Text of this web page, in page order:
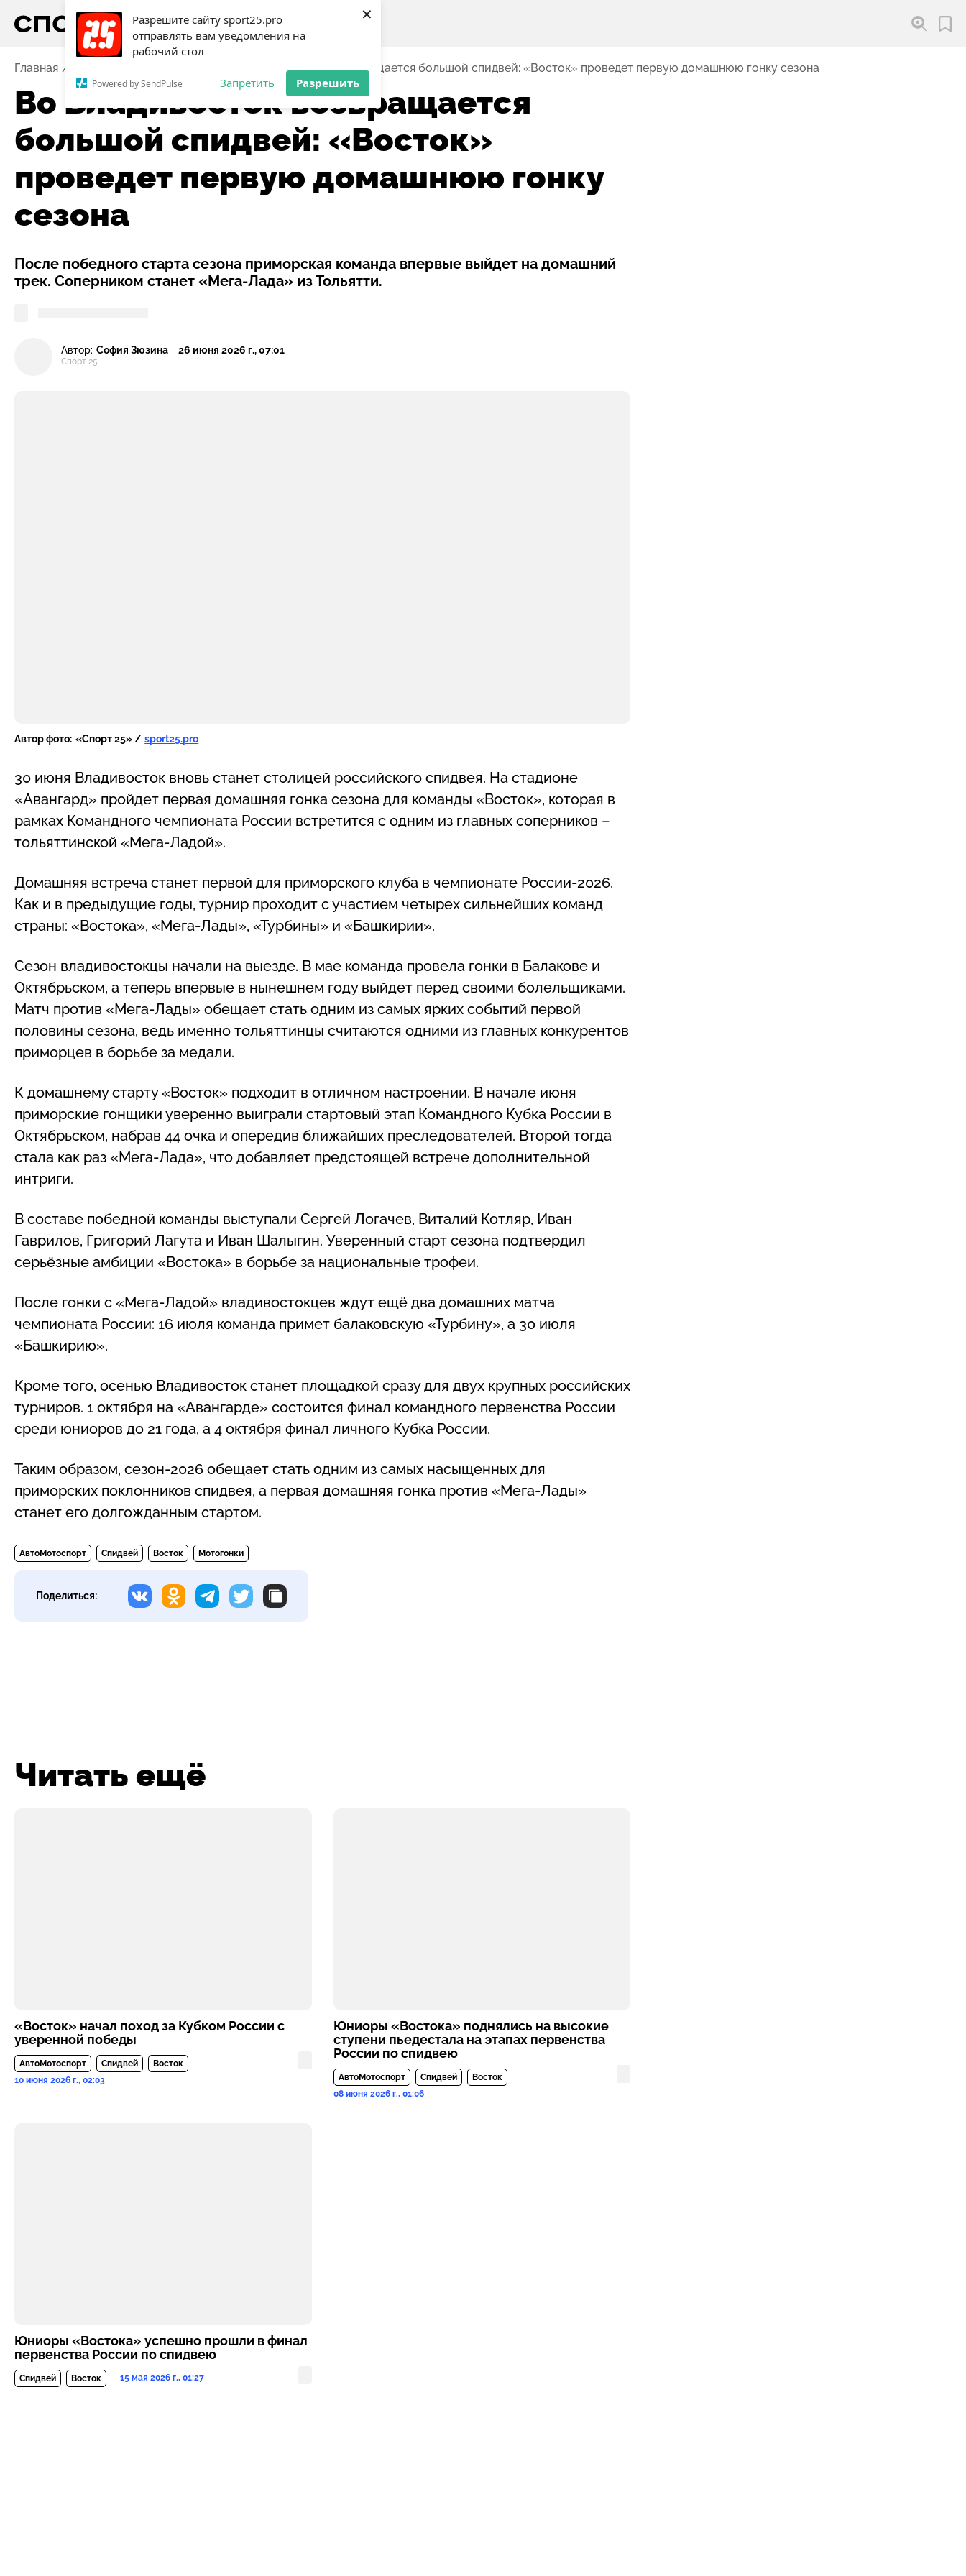
Разрешите сайту sport25.pro
отправлять вам уведомления на
рабочий стол
Powered by SendPulse Запретить Разрешить
×
Главная Во Владивосток возвращается большой спидвей: «Восток» проведет первую домашнюю гонку сезона
Во Владивосток возвращается
большой спидвей: «Восток»
проведет первую домашнюю гонку
сезона
После победного старта сезона приморская команда впервые выйдет на домашний
трек. Соперником станет «Мега-Лада» из Тольятти.
Автор: София Зюзина
Спорт 25
26 июня 2026 г., 07:01
Автор фото: «Спорт 25» / sport25.pro
30 июня Владивосток вновь станет столицей российского спидвея. На стадионе
«Авангард» пройдет первая домашняя гонка сезона для команды «Восток», которая в
рамках Командного чемпионата России встретится с одним из главных соперников –
тольяттинской «Мега-Ладой».
Домашняя встреча станет первой для приморского клуба в чемпионате России-2026.
Как и в предыдущие годы, турнир проходит с участием четырех сильнейших команд
страны: «Востока», «Мега-Лады», «Турбины» и «Башкирии».
Сезон владивостокцы начали на выезде. В мае команда провела гонки в Балакове и
Октябрьском, а теперь впервые в нынешнем году выйдет перед своими болельщиками.
Матч против «Мега-Лады» обещает стать одним из самых ярких событий первой
половины сезона, ведь именно тольяттинцы считаются одними из главных конкурентов
приморцев в борьбе за медали.
К домашнему старту «Восток» подходит в отличном настроении. В начале июня
приморские гонщики уверенно выиграли стартовый этап Командного Кубка России в
Октябрьском, набрав 44 очка и опередив ближайших преследователей. Второй тогда
стала как раз «Мега-Лада», что добавляет предстоящей встрече дополнительной
интриги.
В составе победной команды выступали Сергей Логачев, Виталий Котляр, Иван
Гаврилов, Григорий Лагута и Иван Шалыгин. Уверенный старт сезона подтвердил
серьёзные амбиции «Востока» в борьбе за национальные трофеи.
После гонки с «Мега-Ладой» владивостокцев ждут ещё два домашних матча
чемпионата России: 16 июля команда примет балаковскую «Турбину», а 30 июля
«Башкирию».
Кроме того, осенью Владивосток станет площадкой сразу для двух крупных российских
турниров. 1 октября на «Авангарде» состоится финал командного первенства России
среди юниоров до 21 года, а 4 октября финал личного Кубка России.
Таким образом, сезон-2026 обещает стать одним из самых насыщенных для
приморских поклонников спидвея, а первая домашняя гонка против «Мега-Лады»
станет его долгожданным стартом.
АвтоМотоспорт Спидвей Восток Мотогонки
Поделиться:
Читать ещё
«Восток» начал поход за Кубком России с
уверенной победы
АвтоМотоспорт Спидвей
Восток
10 июня 2026 г., 02:03
Юниоры «Востока» поднялись на высокие
ступени пьедестала на этапах первенства
России по спидвею
АвтоМотоспорт Спидвей
Восток
08 июня 2026 г., 01:06
Юниоры «Востока» успешно прошли в финал
первенства России по спидвею
Спидвей Восток 15 мая 2026 г., 01:27